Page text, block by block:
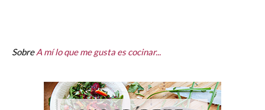
SobreA mí lo que me gusta es cocinar...